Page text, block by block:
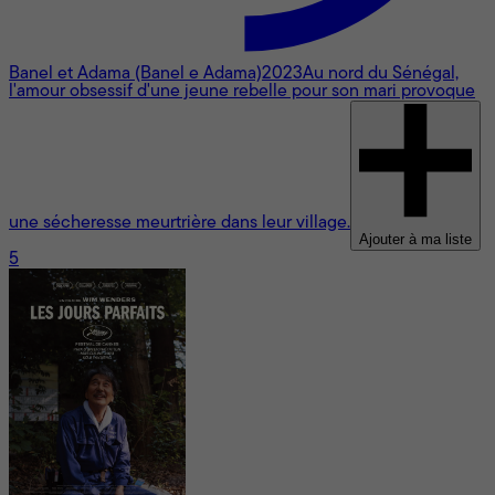
Banel et Adama (Banel e Adama)2023Au nord du Sénégal,
l'amour obsessif d'une jeune rebelle pour son mari provoque
une sécheresse meurtrière dans leur village.
Ajouter à ma liste
5